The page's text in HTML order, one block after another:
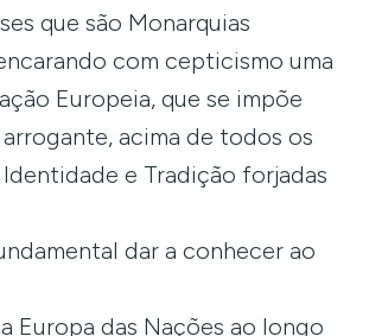
que são Monarquias
com cepticismo uma
Europeia, que se impõe
acima de todos os
e Tradição forjadas
dar a conhecer ao
Europa das Nações ao longo